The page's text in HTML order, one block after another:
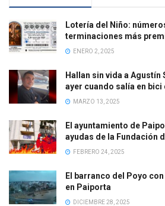
Lotería del Niño:
terminaciones más
ENERO 2, 2025
Hallan sin vida a
ayer cuando salía en
MARZO 13, 2025
El ayuntamiento de
ayudas de la Fundación
FEBRERO 24, 2025
El barranco del Poyo
en Paiporta
DICIEMBRE 28, 2025